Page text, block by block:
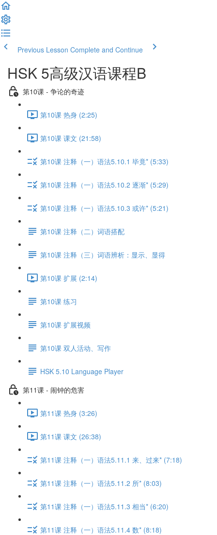
Previous Lesson Complete and Continue
HSK 5高级汉语课程B
第10课 - 争论的奇迹
第10课 热身 (2:25)
第10课 课文 (21:58)
第10课 注释（一）语法5.10.1 毕竟* (5:33)
第10课 注释（一）语法5.10.2 逐渐* (5:29)
第10课 注释（一）语法5.10.3 或许* (5:21)
第10课 注释（二）词语搭配
第10课 注释（三）词语辨析：显示、显得
第10课 扩展 (2:14)
第10课 练习
第10课 扩展视频
第10课 双人活动、写作
HSK 5.10 Language Player
第11课 - 闹钟的危害
第11课 热身 (3:26)
第11课 课文 (26:38)
第11课 注释（一）语法5.11.1 来、过来* (7:18)
第11课 注释（一）语法5.11.2 所* (8:03)
第11课 注释（一）语法5.11.3 相当* (6:20)
第11课 注释（一）语法5.11.4 数* (8:18)